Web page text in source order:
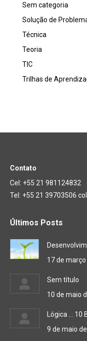
Sem categoria
Solução de
Técnica
Teoria
TIC
Trilhas de
Contato
Cel: +55 21 981124832
Tel: +55 21 39703506
Últimos Posts
17 de
Sem título
10 de maio
Lógica …
9 de maio